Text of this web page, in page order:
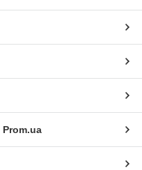
Prom.ua